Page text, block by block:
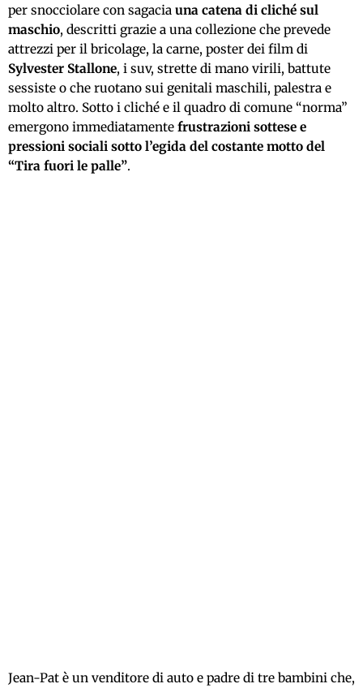
per snocciolare con sagacia una catena di cliché sul
maschio, descritti grazie a una collezione che prevede
attrezzi per il bricolage, la carne, poster dei film di
Sylvester Stallone, i suv, strette di mano virili, battute
sessiste o che ruotano sui genitali maschili, palestra e
molto altro. Sotto i cliché e il quadro di comune “norma”
emergono immediatamente frustrazioni sottese e
pressioni sociali sotto l’egida del costante motto del
“Tira fuori le palle”.
Jean-Pat è un venditore di auto e padre di tre bambini che,